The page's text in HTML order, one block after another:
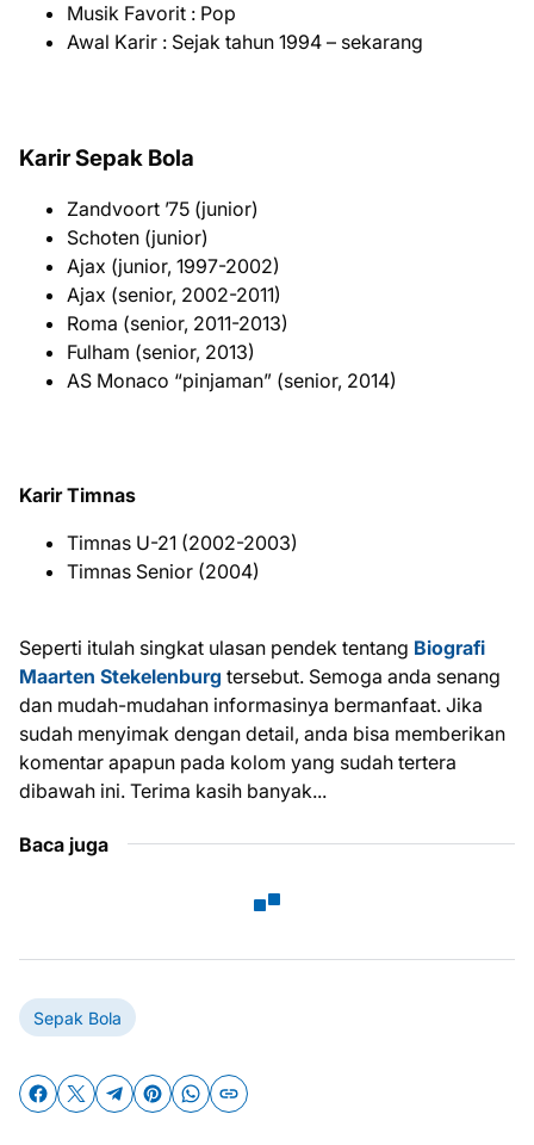
Musik Favorit : Pop
Awal Karir : Sejak tahun 1994 – sekarang
Karir Sepak Bola
Zandvoort ’75 (junior)
Schoten (junior)
Ajax (junior, 1997-2002)
Ajax (senior, 2002-2011)
Roma (senior, 2011-2013)
Fulham (senior, 2013)
AS Monaco “pinjaman” (senior, 2014)
Karir Timnas
Timnas U-21 (2002-2003)
Timnas Senior (2004)
Seperti itulah singkat ulasan pendek tentang Biografi
Maarten Stekelenburg tersebut. Semoga anda senang
dan mudah-mudahan informasinya bermanfaat. Jika
sudah menyimak dengan detail, anda bisa memberikan
komentar apapun pada kolom yang sudah tertera
dibawah ini. Terima kasih banyak...
Baca juga
Sepak Bola